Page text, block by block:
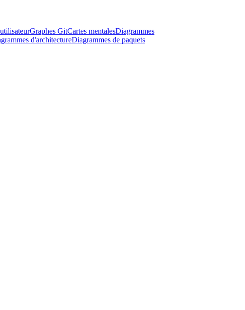
Graphes GitCartes mentalesDiagrammes
d'architectureDiagrammes de paquets